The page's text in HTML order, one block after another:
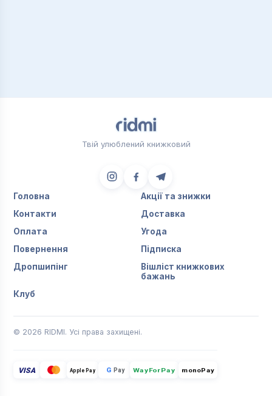
Твій улюблений книжковий
Головна
Акції та знижки
Контакти
Доставка
Оплата
Угода
Повернення
Підписка
Дропшипінг
Вішліст книжкових
бажань
Клуб
© 2026 RIDMI. Усі права захищені.
VISA Apple Pay G Pay WayForPay monoPay